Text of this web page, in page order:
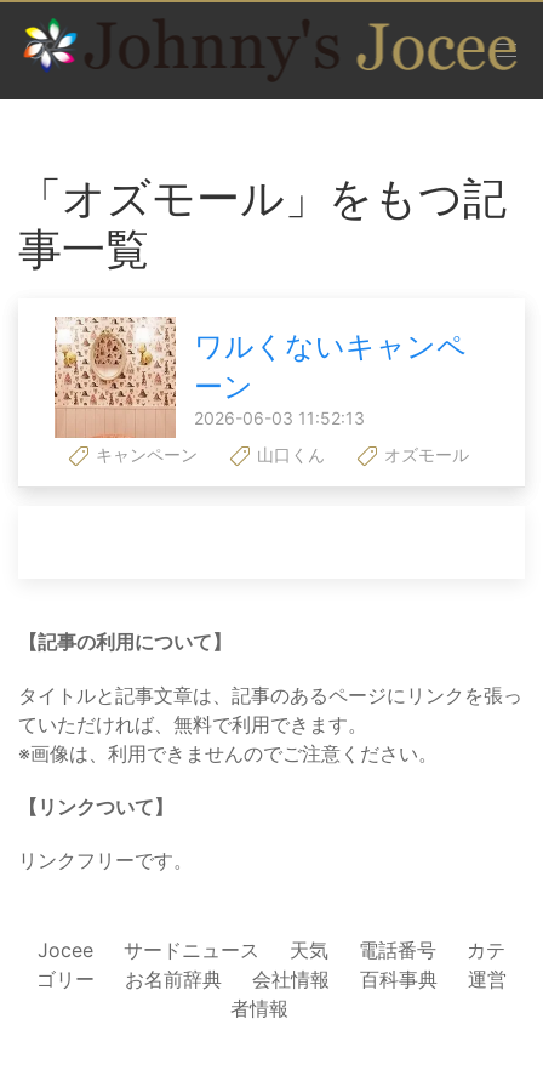
「オズモール」をもつ記
事一覧
ワルくないキャンペ
ーン
2026-06-03 11:52:13
キャンペーン
山口くん オズモール
【記事の利用について】
タイトルと記事文章は、記事のあるページにリンクを張っ
ていただければ、無料で利用できます。
※画像は、利用できませんのでご注意ください。
【リンクついて】
リンクフリーです。
Jocee サードニュース 天気 電話番号
カテ
ゴリー
お名前辞典 会社情報 百科事典
運営
者情報